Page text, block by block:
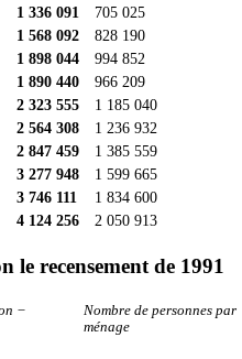
1 336 091 705 025
1 568 092 828 190
1 898 044 994 852
1 890 440 966 209
2 323 555 1 185 040
2 564 308 1 236 932
2 847 459 1 385 559
3 277 948 1 599 665
3 746 111 1 834 600
4 124 256 2 050 913
le recensement de 1991
−
Nombre de personnes par
ménage